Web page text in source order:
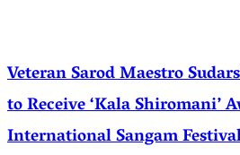
Veteran Sarod Maestro
to Receive ‘Kala Shiromani’
International Sangam